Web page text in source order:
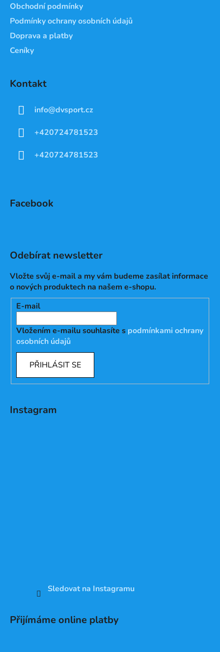
Obchodní podmínky
Podmínky ochrany osobních údajů
Doprava a platby
Ceníky
Kontakt
info@dvsport.cz
+420724781523
+420724781523
Facebook
Odebírat newsletter
Vložte svůj e-mail a my vám budeme zasílat informace
o nových produktech na našem e-shopu.
E-mail
Vložením e-mailu souhlasíte s podmínkami ochrany
osobních údajů
PŘIHLÁSIT SE
Instagram
Sledovat na Instagramu
Přijímáme online platby